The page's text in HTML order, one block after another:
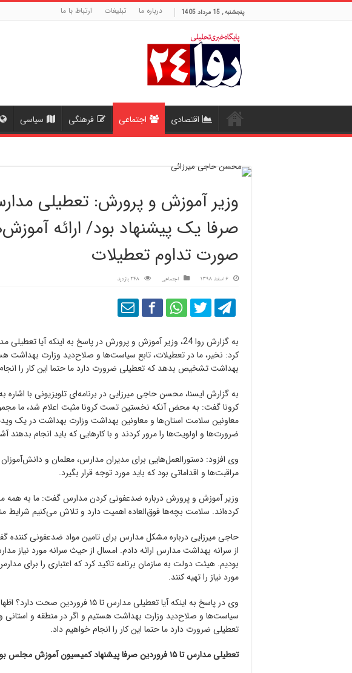
پنجشنبه , 15 مرداد 1405 درباره ما تبلیغات ارتباط با ما
اقتصادی اجتماعی فرهنگی سیاسی
صرفا یک پیشنهاد بود/ ارائه
صورت تداوم تعطیلات
6 اسفند 1398 اجتماعی 248 بازدید
کرد: نخیر، ما در تعطیلات، تابع سیاست‌ها و صلاح‌دید وزارت بهداشت
بهداشت تشخیص بدهد که تعطیلی ضرورت دارد ما حتما این کار را
به گزارش ایسنا، محسن حاجی میرزایی در برنامه‌ای تلویزیونی با
کرونا گفت: به محض آنکه نخستین تست کرونا مثبت اعلام شد، ما
معاونین سلامت استان‌ها و معاونین بهداشت وزارت بهداشت در یک
ضرورت‌ها و اولویت‌ها را مرور کردند و با کارهایی که باید انجام بدهند
وی افزود: دستورالعمل‌هایی برای مدیران مدارس، معلمان و
مراقبت‌ها و اقداماتی بود که باید مورد توجه قرار بگیرد.
وزیر آموزش و پرورش درباره ضدعفونی کردن مدارس گفت: ما به همه
کرده‌اند. سلامت بچه‌ها فوق‌العاده اهمیت دارد و تلاش می‌کنیم شرایط
حاجی میرزایی درباره مشکل مدارس برای تامین مواد ضدعفونی کننده
از سرانه بهداشت مدارس ارائه دادم. امسال از حیث سرانه مورد نیاز
بودیم. هیئت دولت به سازمان برنامه تاکید کرد که اعتباری را برای
مورد نیاز را تهیه کنند.
وی در پاسخ به اینکه آیا تعطیلی مدارس تا ۱۵
سیاست‌ها و صلاح‌دید وزارت بهداشت هستیم و اگر در منطقه و
تعطیلی ضرورت دارد ما حتما این کار را انجام خواهیم داد.
تعطیلی مدارس تا ۱۵ فروردین صرفا پیشنهاد کمیسیون آموزش مجلس بود